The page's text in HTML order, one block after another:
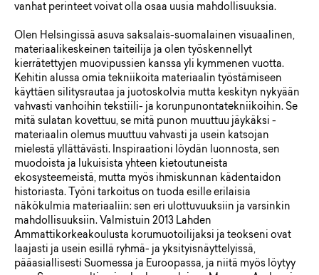
vanhat perinteet voivat olla osaa uusia mahdollisuuksia.
Olen Helsingissä asuva saksalais-suomalainen visuaalinen,
materiaalikeskeinen taiteilija ja olen työskennellyt
kierrätettyjen muovipussien kanssa yli kymmenen vuotta.
Kehitin alussa omia tekniikoita materiaalin työstämiseen
käyttäen silitysrautaa ja juotoskolvia mutta keskityn nykyään
vahvasti vanhoihin tekstiili- ja korunpunontatekniikoihin. Se
mitä sulatan kovettuu, se mitä punon muuttuu jäykäksi -
materiaalin olemus muuttuu vahvasti ja usein katsojan
mielestä yllättävästi. Inspiraationi löydän luonnosta, sen
muodoista ja lukuisista yhteen kietoutuneista
ekosysteemeistä, mutta myös ihmiskunnan kädentaidon
historiasta. Työni tarkoitus on tuoda esille erilaisia
näkökulmia materiaaliin: sen eri ulottuvuuksiin ja varsinkin
mahdollisuuksiin. Valmistuin 2013 Lahden
Ammattikorkeakoulusta korumuotoilijaksi ja teokseni ovat
laajasti ja usein esillä ryhmä- ja yksityisnäyttelyissä,
pääasiallisesti Suomessa ja Euroopassa, ja niitä myös löytyy